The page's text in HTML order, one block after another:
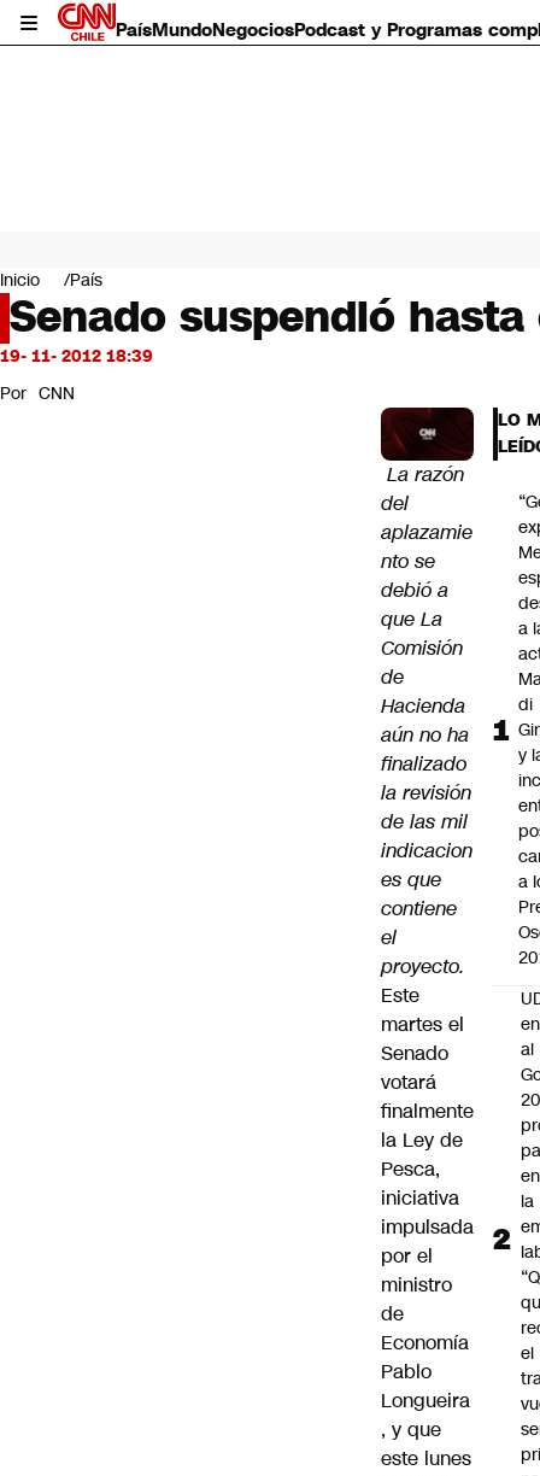
PaísMundoNegociosPodcast y Programas
Mundo
Negocios
Deportes
Programas completos
Servicios
Inicio País
Senado suspendió
19- 11- 2012 18:39
Por CNN
La razón
del
aplazamie
nto se
debió a
que La
Comisión
de
Hacienda
aún no ha
finalizado
la revisión
de las mil
indicacion
es que
contiene
el
proyecto.
Este
martes el
Senado
votará
finalmente
la Ley de
Pesca,
iniciativa
impulsada
por el
ministro
de
Economía
Pablo
Longueira
, y que
este lunes
LO
a
di
y
a
al
20
la
el